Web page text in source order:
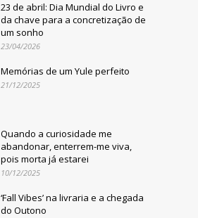
23 de abril: Dia Mundial do Livro e
da chave para a concretização de
um sonho
23/04/2026
Memórias de um Yule perfeito
21/12/2025
Quando a curiosidade me
abandonar, enterrem-me viva,
pois morta já estarei
10/12/2025
‘Fall Vibes’ na livraria e a chegada
do Outono